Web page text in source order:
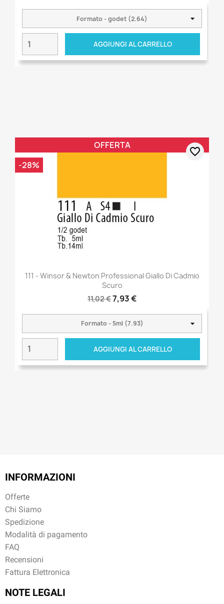
AGGIUNGI AL CARRELLO
111 - Winsor & Newton Professional Giallo Di Cadmio
Scuro
11,02 €7,93 €
AGGIUNGI AL CARRELLO
OFFERTA
-28%
favorite_border
INFORMAZIONI
Offerte
Chi Siamo
Spedizione
Modalità di pagamento
FAQ
Recensioni
Fattura Elettronica
NOTE LEGALI